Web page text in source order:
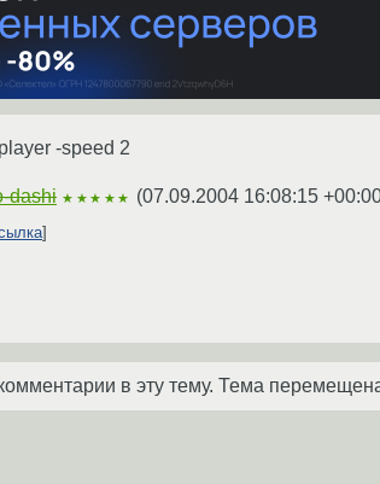
-speed 2
dashi ★★★★★ (07.09.2004 16:08:15
в эту тему. Тема